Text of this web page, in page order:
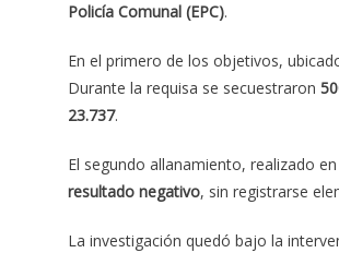
Policía Comunal (EPC).
En el primero de los objetivos,
Durante la requisa se secuestraron
23.737.
El segundo allanamiento, realizado
resultado negativo, sin registrarse
La investigación quedó bajo la